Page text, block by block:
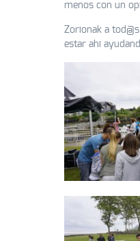
menos con un
Zorionak a
estar ahi